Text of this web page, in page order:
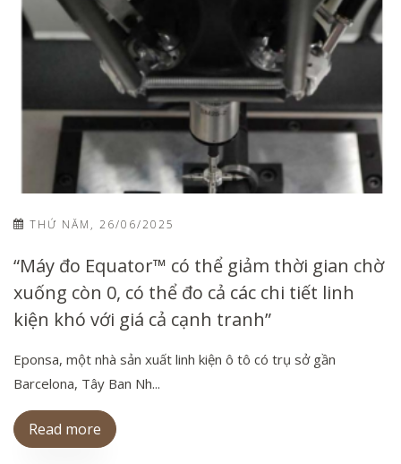
THỨ NĂM, 26/06/2025
“Máy đo Equator™ có thể giảm thời gian chờ
xuống còn 0, có thể đo cả các chi tiết linh
kiện khó với giá cả cạnh tranh”
Eponsa, một nhà sản xuất linh kiện ô tô có trụ sở gần
Barcelona, Tây Ban Nh...
Read more